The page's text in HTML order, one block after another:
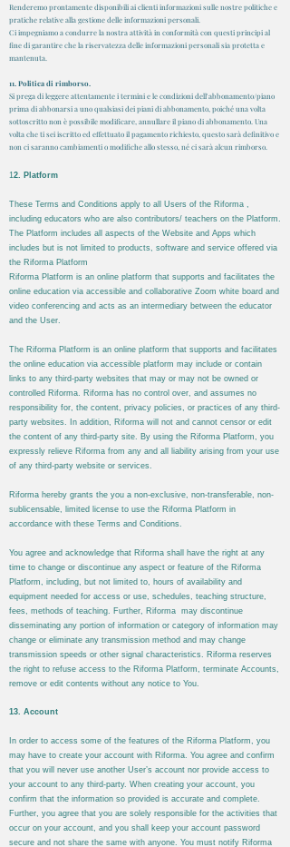
Renderemo prontamente disponibili ai clienti informazioni sulle nostre politiche e
pratiche relative alla gestione delle informazioni personali.
Ci impegniamo a condurre la nostra attività in conformità con questi principi al
fine di garantire che la riservatezza delle informazioni personali sia protetta e
mantenuta.
11. Politica di rimborso.
Si prega di leggere attentamente i termini e le condizioni dell'abbonamento/piano
prima di abbonarsi a uno qualsiasi dei piani di abbonamento, poiché una volta
sottoscritto non è possibile modificare, annullare il piano di abbonamento. Una
volta che ti sei iscritto ed effettuato il pagamento richiesto, questo sarà definitivo e
non ci saranno cambiamenti o modifiche allo stesso, né ci sarà alcun rimborso.
12. Platform
These Terms and Conditions apply to all Users of the Riforma ,
including educators who are also contributors/ teachers on the Platform.
The Platform includes all aspects of the Website and Apps which
includes but is not limited to products, software and service offered via
the Riforma Platform
Riforma Platform is an online platform that supports and facilitates the
online education via accessible and collaborative Zoom white board and
video conferencing and acts as an intermediary between the educator
and the User.
The Riforma Platform is an online platform that supports and facilitates
the online education via accessible platform may include or contain
links to any third-party websites that may or may not be owned or
controlled Riforma. Riforma has no control over, and assumes no
responsibility for, the content, privacy policies, or practices of any third-
party websites. In addition, Riforma will not and cannot censor or edit
the content of any third-party site. By using the Riforma Platform, you
expressly relieve Riforma from any and all liability arising from your use
of any third-party website or services.
Riforma hereby grants the you a non-exclusive, non-transferable, non-
sublicensable, limited license to use the Riforma Platform in
accordance with these Terms and Conditions.
You agree and acknowledge that Riforma shall have the right at any
time to change or discontinue any aspect or feature of the Riforma
Platform, including, but not limited to, hours of availability and
equipment needed for access or use, schedules, teaching structure,
fees, methods of teaching. Further, Riforma may discontinue
disseminating any portion of information or category of information may
change or eliminate any transmission method and may change
transmission speeds or other signal characteristics. Riforma reserves
the right to refuse access to the Riforma Platform, terminate Accounts,
remove or edit contents without any notice to You.
13. Account
In order to access some of the features of the Riforma Platform, you
may have to create your account with Riforma. You agree and confirm
that you will never use another User’s account nor provide access to
your account to any third-party. When creating your account, you
confirm that the information so provided is accurate and complete.
Further, you agree that you are solely responsible for the activities that
occur on your account, and you shall keep your account password
secure and not share the same with anyone. You must notify Riforma